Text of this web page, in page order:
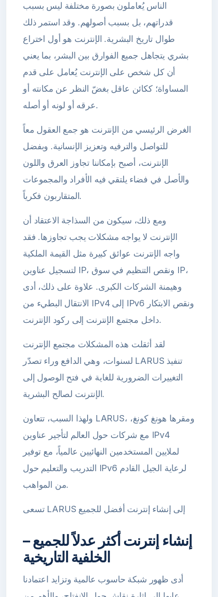
الناس يُعاملون بصورة مختلفة ليس بسبب
قدراتهم، بل بسبب أصولهم. وقد استمر ذلك
طوال تاريخ البشرية. الإنترنت هو أول اختراع
بشري يتجاهل جميع الفوارق بين البشر، بما يعني
أن كل شخص على الإنترنت يُعامل على قدم
المساواة؛ ككائن عاقل بغضّ النظر عن مكانته أو
عرقه أو لونه أو أصله.
الغرض الرئيسي من الإنترنت هو جمع العقول معاً
للتواصل والترفيه وتعزيز الإنسانية. وبفضل
الإنترنت، أصبح بإمكاننا تجاوز العرق واللون
والأصل في فضاء يلتقي فيه الأفراد والمجموعات
المتقاربون فكرياً.
ومع ذلك، سيكون من السذاجة الاعتقاد أن
الإنترنت لا يواجه مشكلات يجب تجاوزها. فقد
واجه الإنترنت عوائق كبيرة مثل القيمة الملكية
لتسجيل عناوين IP، ونقص التنظيم في سوق IP،
وهيمنة الشركات الكبرى. علاوة على ذلك، أدى
الانتقال البطيء من IPv4 إلى IPv6 ونقص الابتكار
داخل مجتمع الإنترنت إلى ركود الإنترنت.
لقد أثقلت هذه المشكلات مجتمع الإنترنت
لسنوات، وهي الدافع وراء تصدّر LARUS تنفيذ
التغييرات الضرورية للغاية في فتح الوصول إلى
الإنترنت لصالح البشرية.
ولهذا السبب، تتعاون LARUS، ومقرها هونغ كونغ،
مع شركات حول العالم لتأجير عناوين IPv4
لملايين المستخدمين النهائيين عالمياً، مع توفير
التدريب والتعليم حول IPv6 لرعاية الجيل القادم
من المواهب.
تسعى LARUS إلى إنشاء إنترنت أفضل للجميع
إنشاء إنترنت أكثر عدلاً للجميع –
الخلفية التاريخية
أدى ظهور شبكة حاسوب عالمية وتزايد اعتمادنا